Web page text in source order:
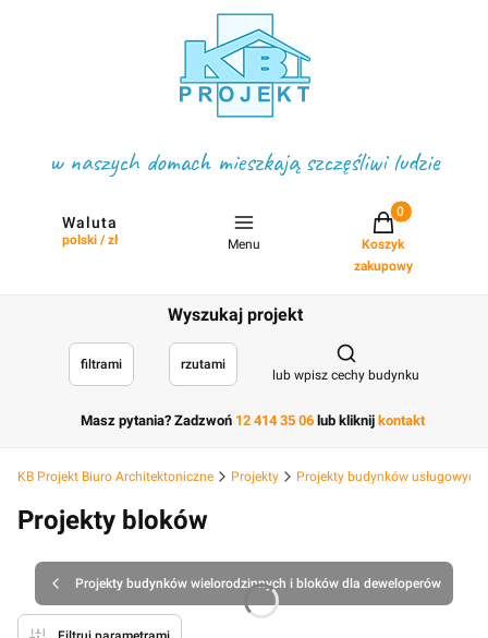
w naszych domach mieszkają szczęśliwi ludzie
Waluta
polski / zł Menu
Projekty w
Koszyk
zakupowy
Wyszukaj projekt
filtrami rzutami
Otwórz
lub wpisz cechy budynku
Masz pytania? Zadzwoń 12 414 35 06 lub kliknij kontakt
KB Projekt Biuro Architektoniczne Projekty Projekty budynków
Projekty bloków
Projekty budynków wielorodzinnych i bloków dla deweloperów